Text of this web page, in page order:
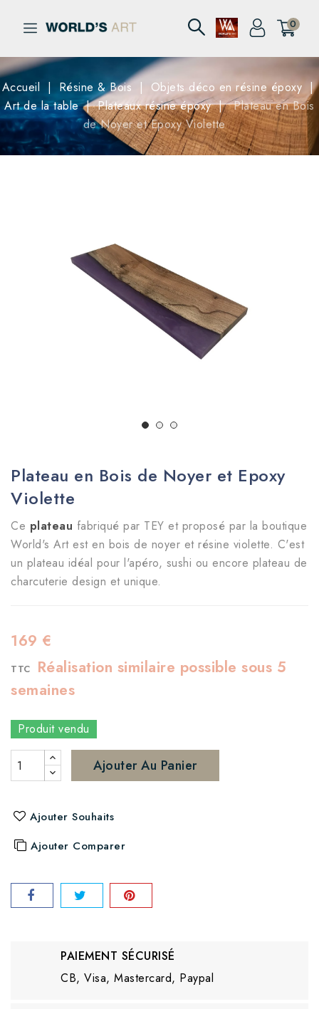
0
Accueil Résine & Bois
Objets déco en résine époxy
Art de la table
Plateaux résine époxy
Plateau en Bois
de Noyer et Epoxy Violette
Plateau en Bois de Noyer et Epoxy
Violette
Ce plateau fabriqué par TEY et proposé par la boutique
World's Art est en bois de noyer et résine violette. C'est
un plateau idéal pour l'apéro, sushi ou encore plateau de
charcuterie design et unique.
169 €
TTC
Réalisation similaire possible sous 5
semaines
Produit vendu
Ajouter Au Panier
Ajouter Souhaits
Ajouter Comparer
PAIEMENT SÉCURISÉ
CB, Visa, Mastercard, Paypal